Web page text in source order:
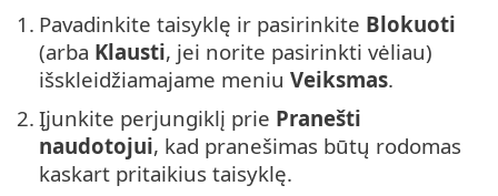
1. Pavadinkite taisyklę ir pasirinkite Blokuoti
(arba Klausti, jei norite pasirinkti vėliau)
išskleidžiamajame meniu Veiksmas.
2. Įjunkite perjungiklį prie Pranešti
naudotojui, kad pranešimas būtų rodomas
kaskart pritaikius taisyklę.